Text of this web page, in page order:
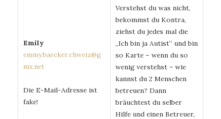
Emily
emmy.baecker.chweiz@g
mx.net
Die E-Mail-Adresse ist
fake!
Verstehst du was nicht,
bekommst du Kontra,
ziehst du jedes mal die
„Ich bin ja Autist“ und bin
so Karte – wenn du so
wenig verstehst – wie
kannst du 2 Menschen
betreuen? Dann
bräuchtest du selber
Hilfe und einen Betreuer,